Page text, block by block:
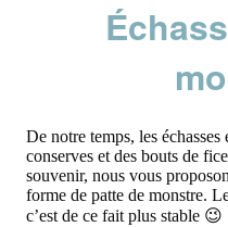
De notre temps, les
conserves et des bouts de
souvenir, nous vous
forme de patte de monstre.
c’est de ce fait plus stable 😉